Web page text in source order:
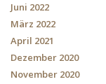
Juni 2022
März 2022
April 2021
Dezember 2020
November 2020